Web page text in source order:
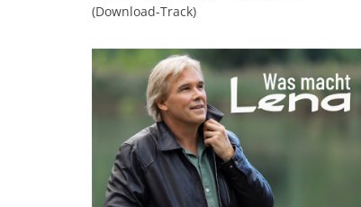
(Download-Track)